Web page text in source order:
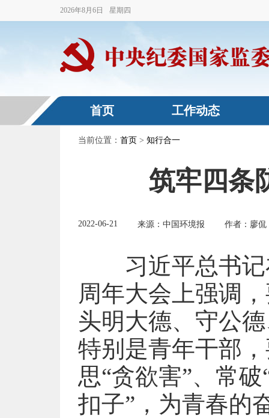
2026年8月 6 日 星期四
首页 工作动态
当前位置： 首页 > 知行合一
筑牢四条
2022-06-21 来源：中国环境报 作者：廖侃
习近平总书记
周年大会上强调
头明大德、守公
特别是青年干部
思“贪欲害”、常
扣子”，为青春的